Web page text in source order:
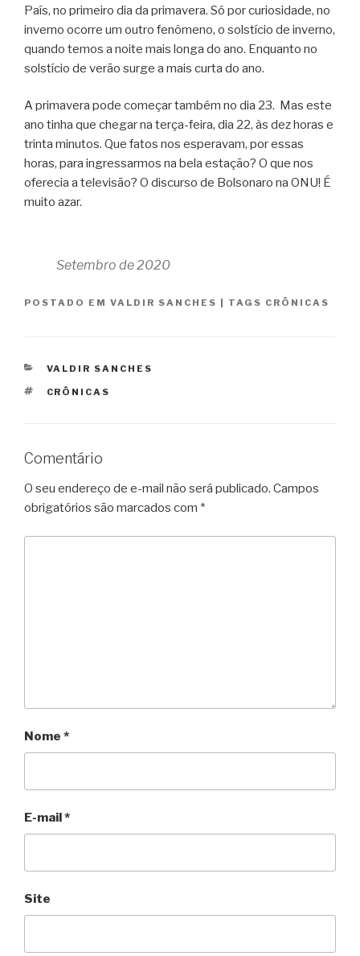
País, no primeiro dia da primavera. Só por curiosidade, no
inverno ocorre um outro fenômeno, o solstício de inverno,
quando temos a noite mais longa do ano. Enquanto no
solstício de verão surge a mais curta do ano.
A primavera pode começar também no dia 23. Mas este
ano tinha que chegar na terça-feira, dia 22, às dez horas e
trinta minutos. Que fatos nos esperavam, por essas
horas, para ingressarmos na bela estação? O que nos
oferecia a televisão? O discurso de Bolsonaro na ONU! É
muito azar.
Setembro de 2020
POSTADO EM VALDIR SANCHES TAGS CRÔNICAS
CATEGORIAS
VALDIR SANCHES
TAGS
CRÔNICAS
Comentário
O seu endereço de e-mail não será publicado. Campos
obrigatórios são marcados com *
Nome *
E-mail*
Site